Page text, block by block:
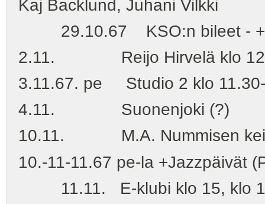
Kaj Backlund, Juhani Vilkki
29.10.67 KSO:n bileet -
2.11. Reijo Hirvelä klo 12
3.11.67. pe Studio 2 klo
4.11. Suonenjoki (?)
10.11. M.A. Nummisen
10.-11-11.67 pe-la +Jazzpäivät
11.11. E-klubi klo 15, klo